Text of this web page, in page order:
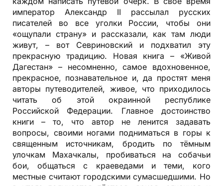
император Александр II рассылал русских
писателей во все уголки России, чтобы они
«ощупали страну» и рассказали, как там люди
живут, – вот Севриновский и подхватил эту
прекрасную традицию. Новая книга – «Живой
Дагестан» – несомненно, самое вдохновенное,
прекрасное, познавательное и, да простят меня
авторы путеводителей, живое, что приходилось
читать об этой окраинной республике
Российской Федерации. Главное достоинство
книги – то, что автор не ленится задавать
вопросы, своими ногами подниматься в горы к
священным источникам, бродить по тёмным
улочкам Махачкалы, пробиваться на собачьи
бои, общаться с краеведами и теми, кого
местные считают городскими сумасшедшими. Но